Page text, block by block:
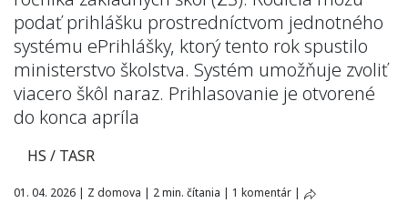
podať prihlášku prostredníctvom jednotného
systému ePrihlášky, ktorý tento rok spustilo
ministerstvo školstva. Systém umožňuje zvoliť
viacero škôl naraz. Prihlasovanie je otvorené
do konca apríla
HS / TASR
01. 04. 2026 | Z domova | 2 min. čítania | 1 komentár |